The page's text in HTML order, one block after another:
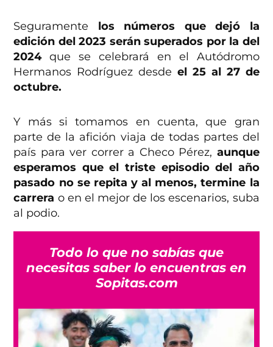
Seguramente los números que dejó la
edición del 2023 serán superados por la del
2024que se celebrará en el Autódromo
Hermanos Rodríguez desdeel 25 al 27 de
octubre.
Y más si tomamos en cuenta, que gran
parte de la afición viaja de todas partes del
país para ver correr a Checo Pérez, aunque
esperamos que el triste episodio del año
pasado no se repita y al menos, termine la
carrera o en el mejor de los escenarios, suba
al podio.
Todo lo que no sabías que
necesitas saber lo encuentras en
Sopitas.com